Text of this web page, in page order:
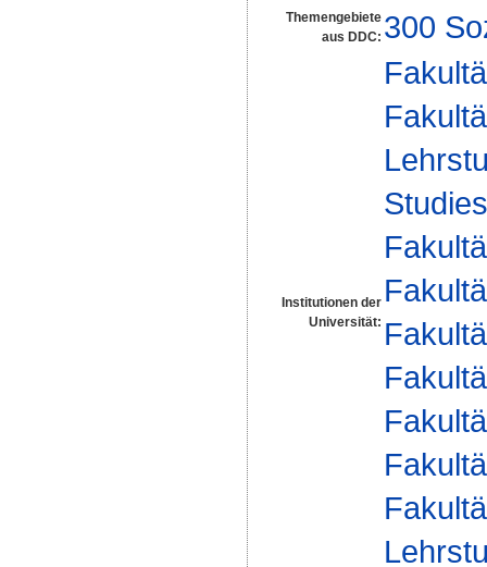
Themengebiete
aus DDC: 300
Institutionen der
Universität: